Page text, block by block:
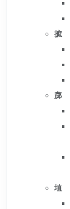
摭
踯
埴